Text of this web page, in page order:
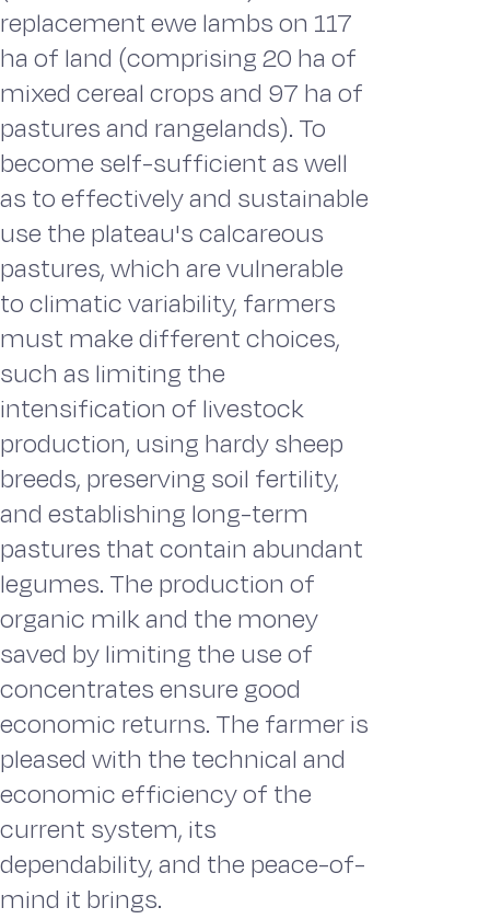
replacement ewe lambs on 117
ha of land (comprising 20 ha of
mixed cereal crops and 97 ha of
pastures and rangelands). To
become self-sufficient as well
as to effectively and sustainable
use the plateau's calcareous
pastures, which are vulnerable
to climatic variability, farmers
must make different choices,
such as limiting the
intensification of livestock
production, using hardy sheep
breeds, preserving soil fertility,
and establishing long-term
pastures that contain abundant
legumes. The production of
organic milk and the money
saved by limiting the use of
concentrates ensure good
economic returns. The farmer is
pleased with the technical and
economic efficiency of the
current system, its
dependability, and the peace-of-
mind it brings.